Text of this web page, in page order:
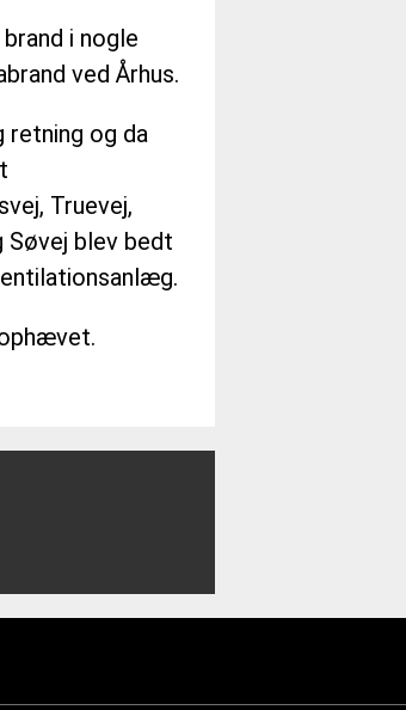
i nogle
ved Århus.
retning og da
Truevej,
Søvej blev bedt